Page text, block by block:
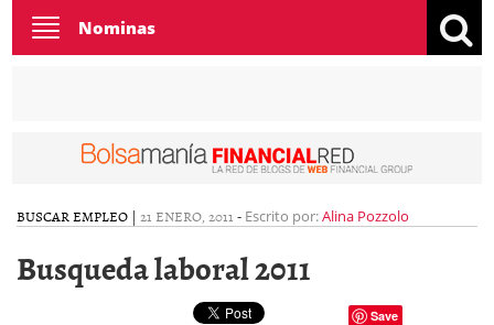
Toggle
navigation
Nominas
BUSCAR EMPLEO | 21 ENERO, 2011 - Escrito por:Alina Pozzolo
Busqueda laboral 2011
Save